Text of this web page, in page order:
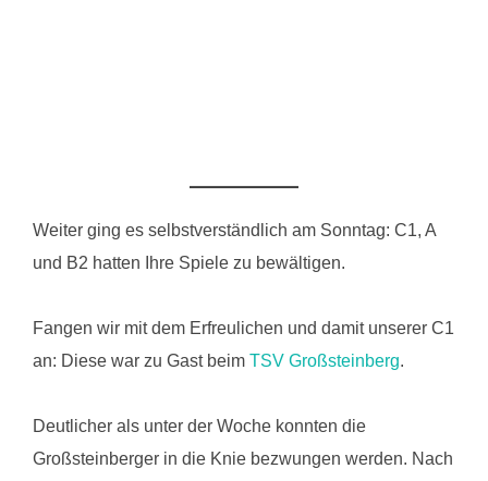
Weiter ging es selbstverständlich am Sonntag: C1, A
und B2 hatten Ihre Spiele zu bewältigen.
Fangen wir mit dem Erfreulichen und damit unserer C1
an: Diese war zu Gast beim TSV Großsteinberg.
Deutlicher als unter der Woche konnten die
Großsteinberger in die Knie bezwungen werden. Nach